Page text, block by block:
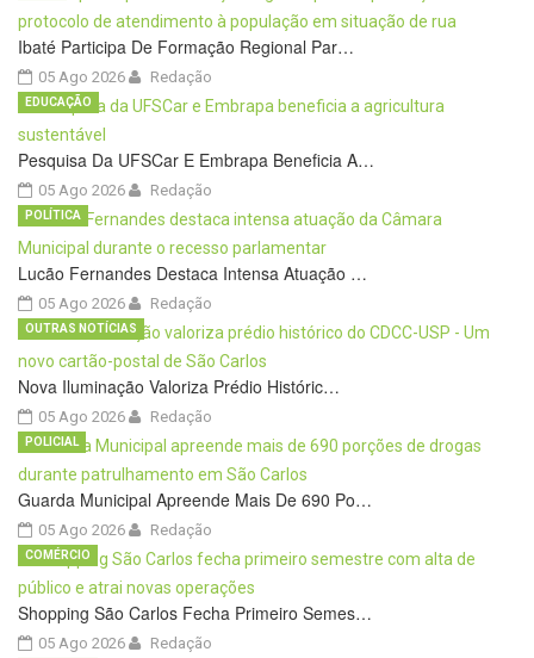
Ibaté Participa De Formação Regional Par…
05 Ago 2026 Redação
Pesquisa Da UFSCar E Embrapa Beneficia A…
05 Ago 2026
EDUCAÇÃO
Redação
Lucão Fernandes Destaca Intensa Atuação …
05 Ago 2026
POLÍTICA
Redação
Nova Iluminação Valoriza Prédio Históric…
05 Ago 2026
OUTRAS NOTÍCIAS
Redação
Guarda Municipal Apreende Mais De 690 Po…
05 Ago 2026
POLICIAL
Redação
Shopping São Carlos Fecha Primeiro Semes…
05 Ago 2026
COMÉRCIO
Redação